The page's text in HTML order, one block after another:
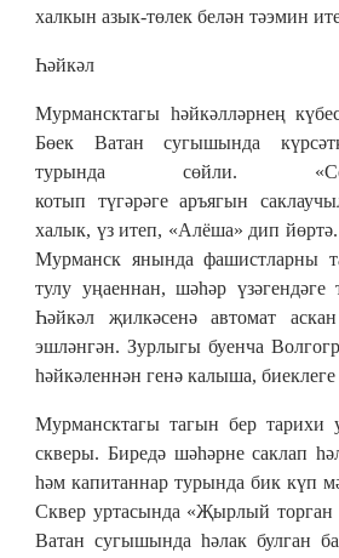
халкын азык-төлек белән тәэмин
Һәйкәл
Мурмансктагы һәйкәлләрнең
Бөек Ватан сугышында
турында сөйли.
котып түгәрәге аръягын
халык, үз итеп, «Алёша» дип
Мурманск янында фашистларны
тулу уңаеннан, шәһәр
Һәйкәл җилкәсенә автомат
эшләнгән. Зурлыгы буенча
һәйкәленнән генә калыша,
Мурмансктагы тагын бер тарихи
скверы. Биредә шәһәрне саклап
һәм капитаннар турында бик күп
Сквер уртасында «Җырлый торган
Ватан сугышында һәлак булган